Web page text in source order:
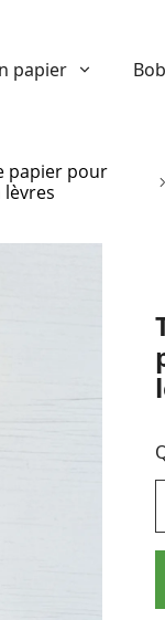
papier
papier pour
lèvres